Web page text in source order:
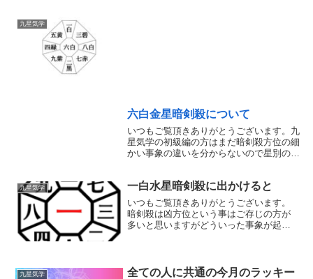
九星気学
六白金星暗剣殺について
いつもご覧頂きありがとうございます。九
星気学の初級編の方はまだ暗剣殺方位の細
かい事象の違いを分からないので星別の暗
たが今回は六白金星にまつわる暗剣殺方位
を見ていきま...
九星気学 一白水星暗剣殺に出かけると
いつもご覧頂きありがとうございます。
暗剣殺は凶方位という事はご存じの方が
多いと思いますがどういった事象が起こ
かい事象の違いを分からな...
九星気学
全ての人に共通の今月のラッキー